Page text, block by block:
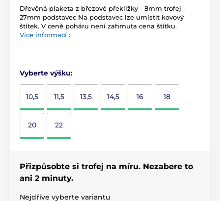
Dřevěná plaketa z březové překližky - 8mm trofej -
27mm podstavec Na podstavec lze umístit kovový
štítek. V ceně poháru není zahrnuta cena štítku.
Více informací ›
Vyberte výšku:
10,5 11,5 13,5 14,5 16 18
20 22
Přizpůsobte si trofej na míru. Nezabere to
ani 2 minuty.
Nejdříve vyberte variantu